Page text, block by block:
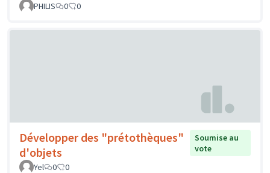
PHILIS
0 0
Développer des "prétothèques"
d'objets
Soumise au
vote
Yel
0 0